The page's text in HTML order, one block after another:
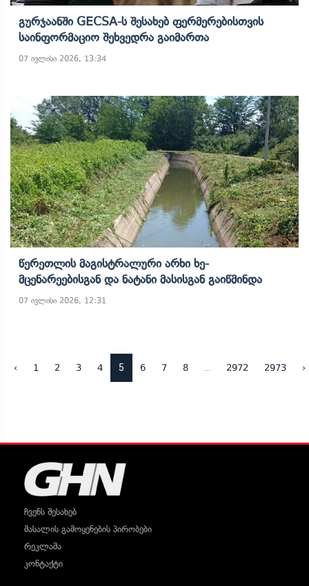
Გურჯაანში GECSA-Ს Შესახებ Ფერმერებისთვის
Საინფორმაციო Შეხვედრა Გაიმართა
07 ივლისი 2026, 13:34
Წერეთლის Მაგისტრალური Არხი Ხე-
Მცენარეებისგან Და Ნატანი Მასისგან Გაიწმინდა
07 ივლისი 2026, 12:31
‹ 1 2 3 4 5 6 7 8 2972 2973 ›
ჩვენს შესახებ
მასალის გამოყენების პირობები
რეკლამა
კონტაქტი